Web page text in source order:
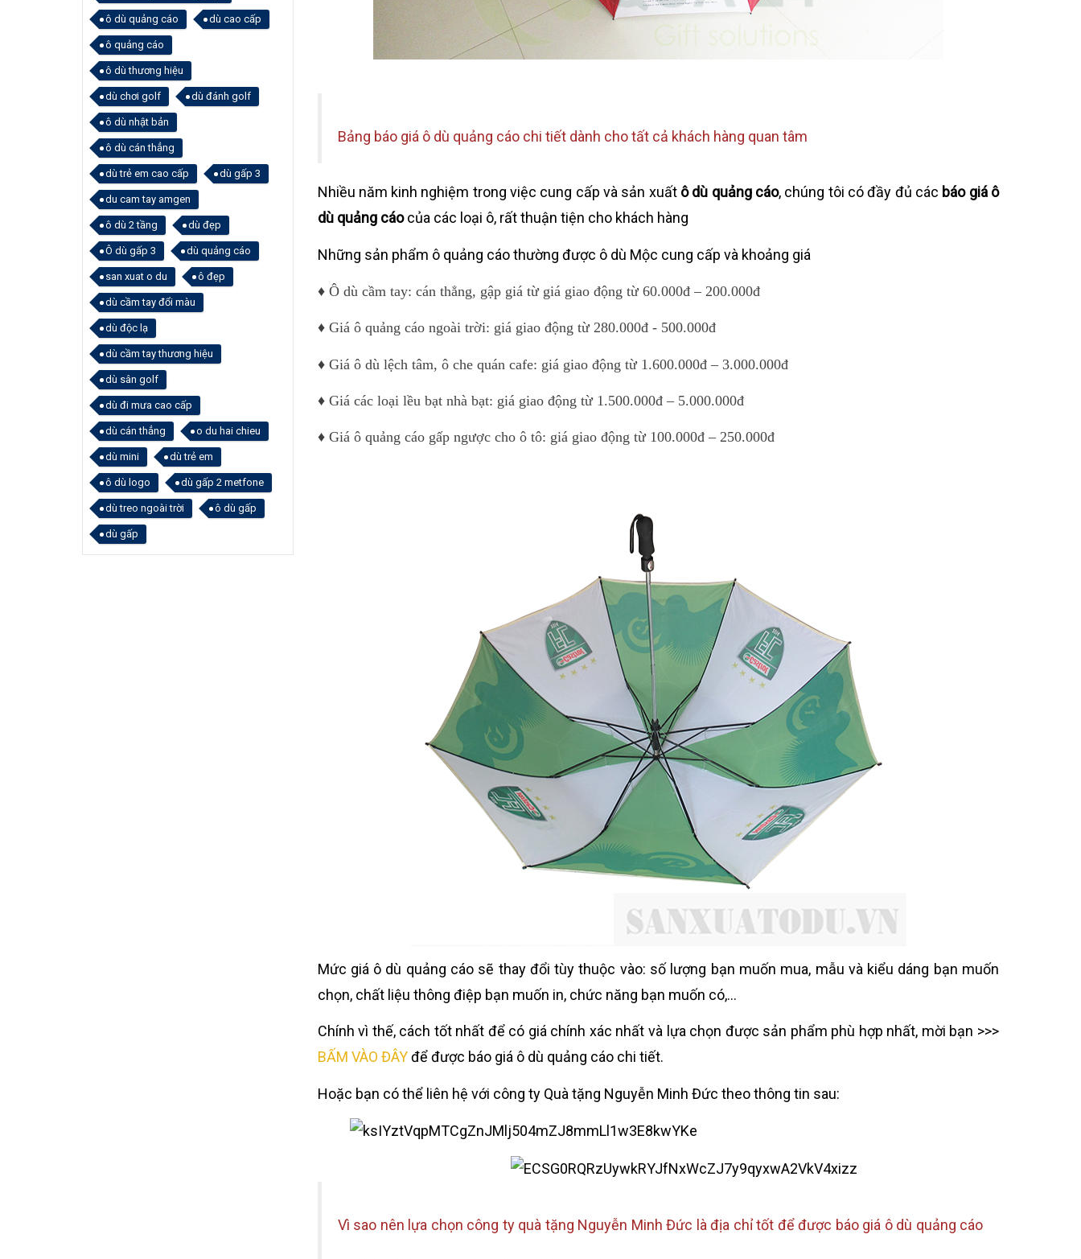
Bảng báo giá ô dù quảng cáo chi tiết dành cho tất cả khách hàng quan tâm
Nhiều năm kinh nghiệm trong việc cung cấp và sản xuất ô dù quảng cáo, chúng tôi có đầy đủ các báo giá ô
dù quảng cáo của các loại ô, rất thuận tiện cho khách hàng
Những sản phẩm ô quảng cáothường được ô dù Mộc cung cấp và khoảng giá
♦ Ô dù cầm tay: cán thẳng, gập giá từ giá giao động từ 60.000đ – 200.000đ
♦ Giá ô quảng cáo ngoài trời: giá giao động từ 280.000đ - 500.000đ
♦ Giá ô dù lệch tâm, ô che quán cafe: giá giao động từ 1.600.000đ – 3.000.000đ
♦ Giá các loại lều bạt nhà bạt: giá giao động từ 1.500.000đ – 5.000.000đ
♦ Giá ô quảng cáo gấp ngược cho ô tô: giá giao động từ 100.000đ – 250.000đ
Mức giá ô dù quảng cáo sẽ thay đổi tùy thuộc vào: số lượng bạn muốn mua, mẫu và kiểu dáng bạn muốn
chọn, chất liệu thông điệp bạn muốn in, chức năng bạn muốn có,...
Chính vì thế, cách tốt nhất để có giá chính xác nhất và lựa chọn được sản phẩm phù hợp nhất, mời bạn >>>
BẤM VÀO ĐÂYđể được báo giá ô dù quảng cáo chi tiết.
Hoặc bạn có thể liên hệ với công ty Quà tặng Nguyễn Minh Đức theo thông tin sau:
Vì sao nên lựa chọn công ty quà tặng Nguyễn Minh Đức là địa chỉ tốt để được báo giá ô dù quảng cáo
ô dù quảng cáo dù cao cấp
ô quảng cáo
ô dù thương hiệu
dù chơi golf dù đánh golf
ô dù nhật bản
ô dù cán thẳng
dù trẻ em cao cấp dù gấp 3
du cam tay amgen
ô dù 2 tầng dù đẹp
Ô dù gấp 3 dù quảng cáo
san xuat o du ô đẹp
dù cầm tay đổi màu
dù độc lạ
dù cầm tay thương hiệu
dù sân golf
dù đi mưa cao cấp
dù cán thẳng o du hai chieu
dù mini dù trẻ em
ô dù logo dù gấp 2 metfone
dù treo ngoài trời ô dù gấp
dù gấp